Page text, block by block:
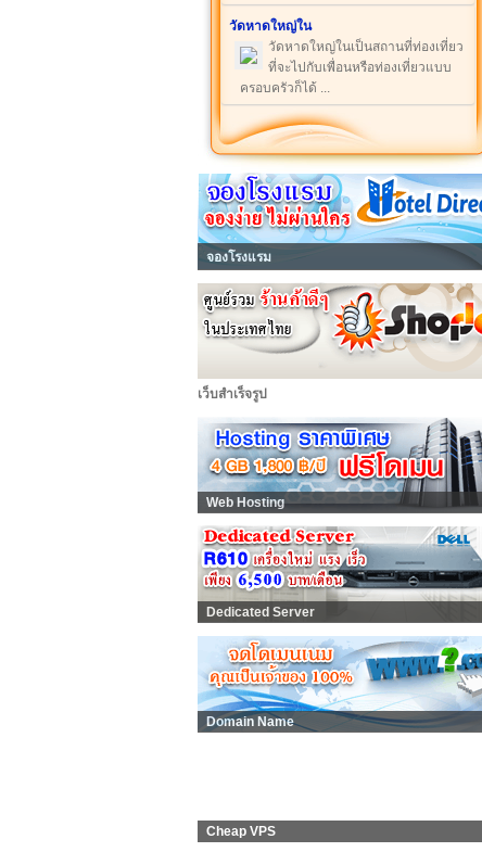
วัดหาดใหญ่ใน
วัดหาดใหญ่ในเป็นสถานที่ท่องเที่ยว
ที่จะไปกับเพื่อนหรือท่องเที่ยวแบบ
ครอบครัวก็ได้ ...
จองโรงแรม
เว็บสำเร็จรูป
Web Hosting
Dedicated Server
Domain Name
Cheap VPS